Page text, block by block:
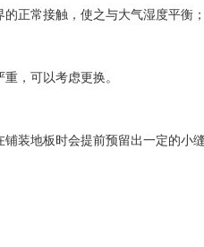
正常接触，使之与大气湿度平衡；
，可以考虑更换。
地板时会提前预留出一定的小缝